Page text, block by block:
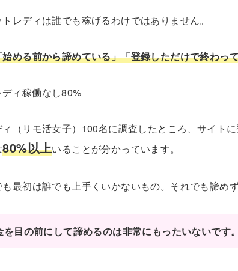
レディは誰でも稼げるわけではありません。
始める前から諦めている」「登録しただけで終わっ
（リモ活女子）100名に調査したところ、サイト
80%以上いることが分かっています。
最初は誰でも上手くいかないもの。それでも諦め
を目の前にして諦めるのは非常にもったいないです。